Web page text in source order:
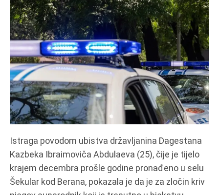
Istraga povodom ubistva državljanina Dagestana
Kazbeka Ibraimoviča Abdulaeva (25), čije je tijelo
krajem decembra prošle godine pronađeno u selu
Šekular kod Berana, pokazala je da je za zločin kriv